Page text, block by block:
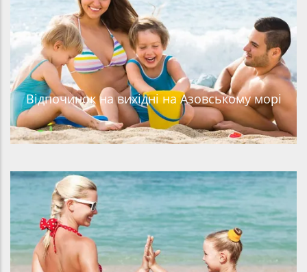
Відпочинок на вихідні на Азовському морі